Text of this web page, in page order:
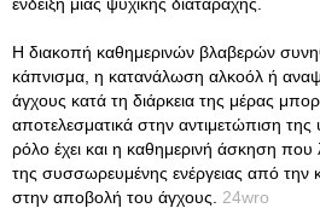
Η διακοπή καθημερινών βλαβερών
κάπνισμα, η κατανάλωση αλκοόλ ή
άγχους κατά τη διάρκεια της μέρας
αποτελεσματικά στην αντιμετώπιση της
ρόλο έχει και η καθημερινή άσκηση που
της συσσωρευμένης ενέργειας από την
στην αποβολή του άγχους. 24wro